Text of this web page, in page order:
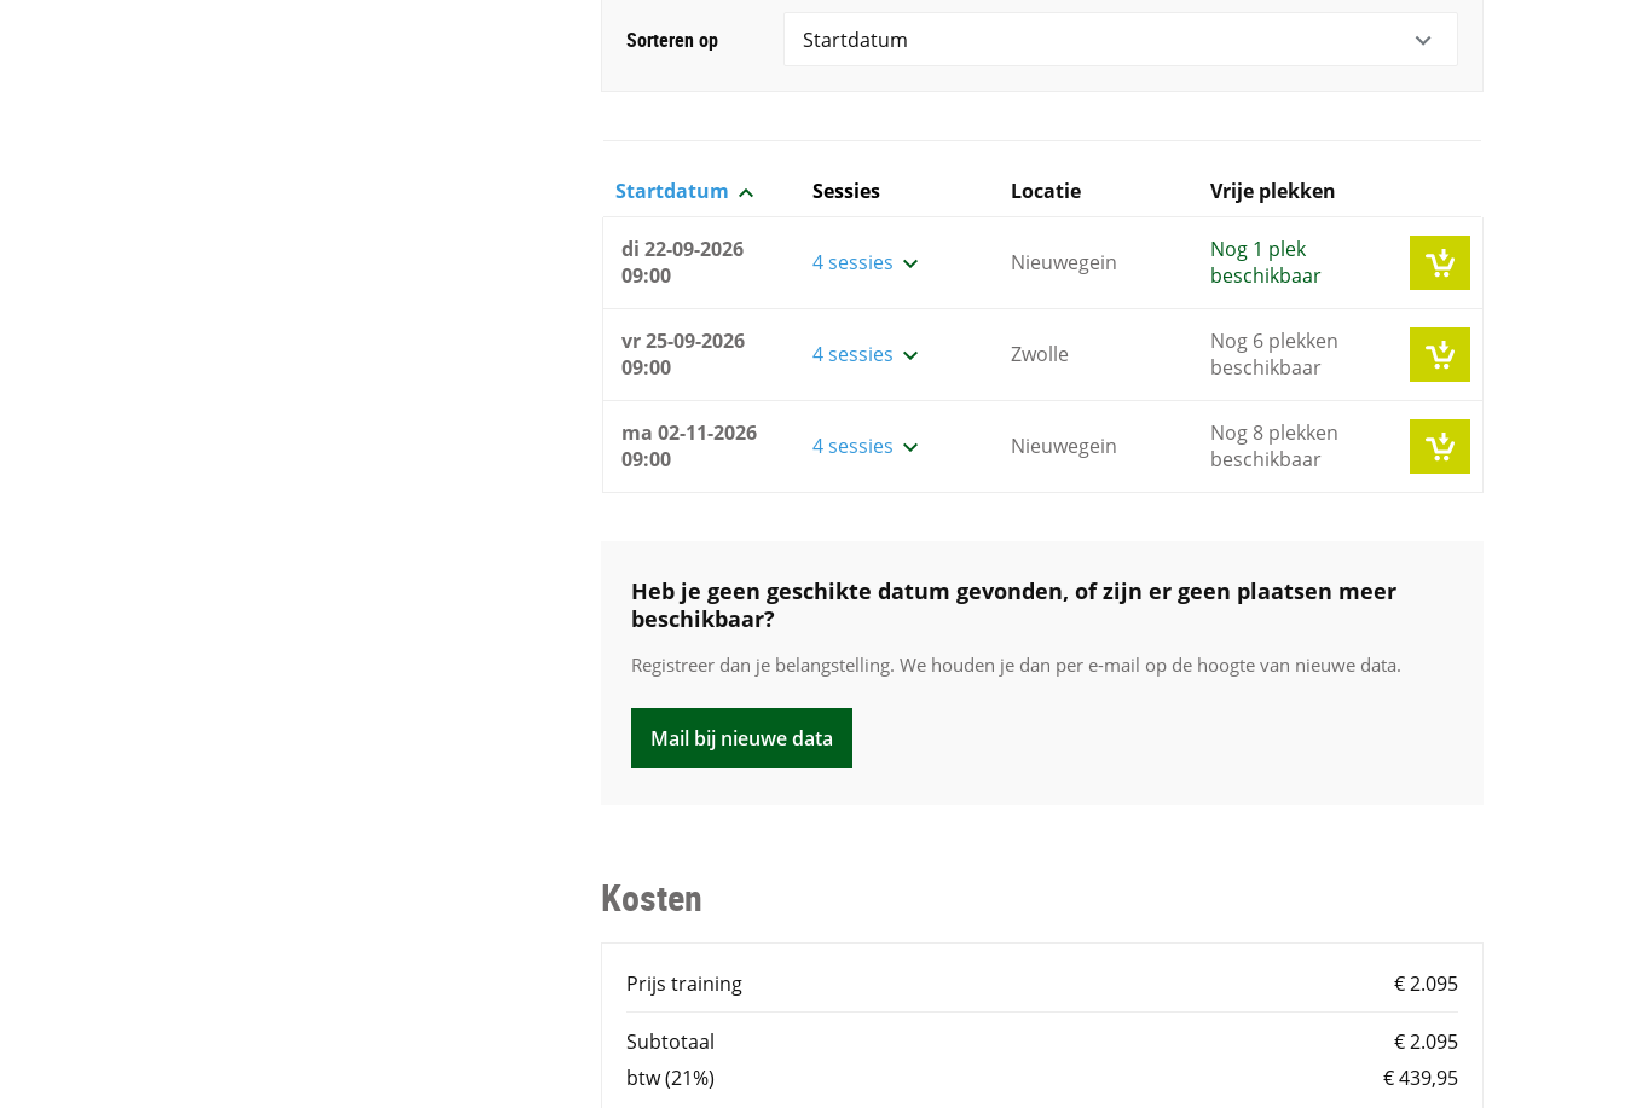
Sorteren op
Startdatum Sessies Locatie Vrije plekken
di 22-09-2026
09:00
4 sessies Nieuwegein
Nog 1 plek
beschikbaar
vr 25-09-2026
09:00
4 sessies Zwolle
Nog 6 plekken
beschikbaar
ma 02-11-2026
09:00
4 sessies Nieuwegein
Nog 8 plekken
beschikbaar
Heb je geen geschikte datum gevonden, of zijn er geen plaatsen meer
beschikbaar?
Registreer dan je belangstelling. We houden je dan per e-mail op de hoogte van nieuwe data.
Mail bij nieuwe data
Kosten
Prijs training € 2.095
Subtotaal
€ 2.095
btw (21%)
€ 439,95